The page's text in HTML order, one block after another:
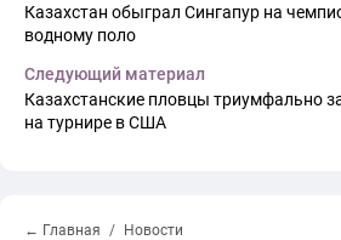
Казахстан обыграл Сингапур на
водному поло
Следующий материал
Казахстанские пловцы триумфально
на турнире в США
← Главная Новости